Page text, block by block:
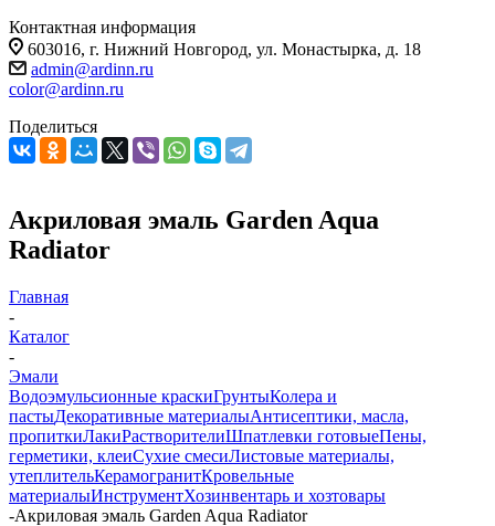
Контактная информация
603016, г. Нижний Новгород, ул. Монастырка, д. 18
admin@ardinn.ru
color@ardinn.ru
Поделиться
Акриловая эмаль Garden Aqua
Radiator
Главная
-
Каталог
-
Эмали
Водоэмульсионные краскиГрунтыКолера и
пастыДекоративные материалыАнтисептики, масла,
пропиткиЛакиРастворителиШпатлевки готовыеПены,
герметики, клеиСухие смесиЛистовые материалы,
утеплительКерамогранитКровельные
материалыИнструментХозинвентарь и хозтовары
-Акриловая эмаль Garden Aqua Radiator